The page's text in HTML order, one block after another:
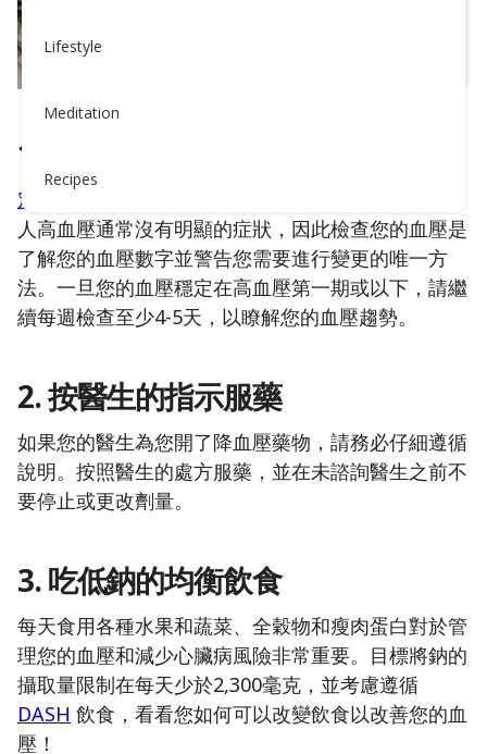
Lifestyle
Meditation
Recipes
1. 定期檢查您的血壓
定期測量您的血壓
人高血壓通常沒有明顯的症狀，因此檢查您的血壓是
了解您的血壓數字並警告您需要進行變更的唯一方
法。一旦您的血壓穩定在高血壓第一期或以下，請繼
續每週檢查至少4-5天，以瞭解您的血壓趨勢。
2. 按醫生的指示服藥
如果您的醫生為您開了降血壓藥物，請務必仔細遵循
說明。按照醫生的處方服藥，並在未諮詢醫生之前不
要停止或更改劑量。
3. 吃低鈉的均衡飲食
每天食用各種水果和蔬菜、全穀物和瘦肉蛋白對於管
理您的血壓和減少心臟病風險非常重要。目標將鈉的
攝取量限制在每天少於2,300毫克，並考慮遵循
DASH 飲食，看看您如何可以改變飲食以改善您的血
壓！